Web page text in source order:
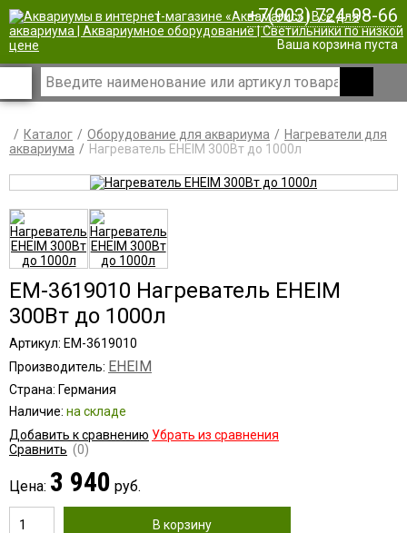
| +7(903) 724-98-66
Ваша корзина пуста
Каталог Оборудование для аквариума
Нагреватели для
аквариума
Нагреватель EHEIM 300Вт до 1000л
EM-3619010 Нагреватель EHEIM
300Вт до 1000л
Артикул: EM-3619010
Производитель: EHEIM
Страна: Германия
Наличие: на складе
Добавить к сравнению Убрать из сравнения
Сравнить (0)
Цена: 3 940 руб.
В корзину